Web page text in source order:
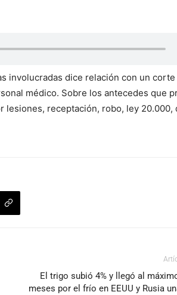
involucradas dice relación con un corte
médico. Sobre los antecedes que
receptación, robo, ley 20.000,
El trigo subió 4% y llegó al
meses por el frío en EEUU y Rusia